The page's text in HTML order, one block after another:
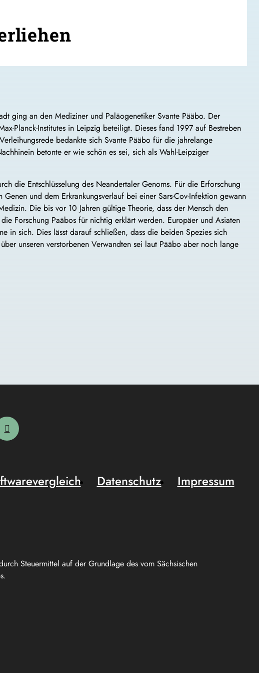
ging an den Mediziner und Paläogenetiker Svante Pääbo. Der
Planck-Institutes in Leipzig beteiligt. Dieses fand 1997 auf Bestreben
bedankte sich Svante Pääbo für die jahrelange
betonte er wie schön es sei, sich als Wahl-Leipziger
die Entschlüsselung des Neandertaler Genoms. Für die Erforschung
Genen und dem Erkrankungsverlauf bei einer Sars-Cov-Infektion gewann
Die bis vor 10 Jahren gültige Theorie, dass der Mensch den
Forschung Paäbos für nichtig erklärt werden. Europäer und Asiaten
in sich. Dies lässt darauf schließen, dass die beiden Spezies sich
unseren verstorbenen Verwandten sei laut Pääbo aber noch lange
Steuermittel auf der Grundlage des vom Sächsischen
Datenschutz
Impressum